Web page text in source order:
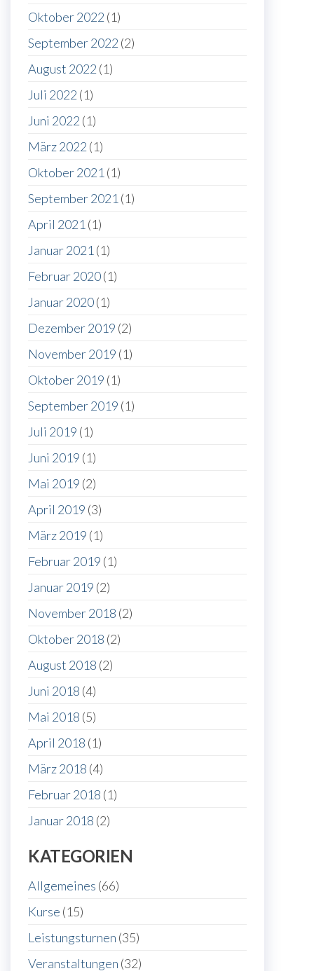
Oktober 2022 (1)
September 2022 (2)
August 2022 (1)
Juli 2022 (1)
Juni 2022 (1)
März 2022 (1)
Oktober 2021 (1)
September 2021 (1)
April 2021 (1)
Januar 2021 (1)
Februar 2020(1)
Januar 2020(1)
Dezember 2019 (2)
November 2019 (1)
Oktober 2019 (1)
September 2019 (1)
Juli 2019 (1)
Juni 2019 (1)
Mai 2019 (2)
April 2019 (3)
März 2019 (1)
Februar 2019 (1)
Januar 2019 (2)
November 2018 (2)
Oktober 2018 (2)
August 2018 (2)
Juni 2018 (4)
Mai 2018 (5)
April 2018 (1)
März 2018 (4)
Februar 2018 (1)
Januar 2018 (2)
KATEGORIEN
Allgemeines (66)
Kurse (15)
Leistungsturnen (35)
Veranstaltungen (32)